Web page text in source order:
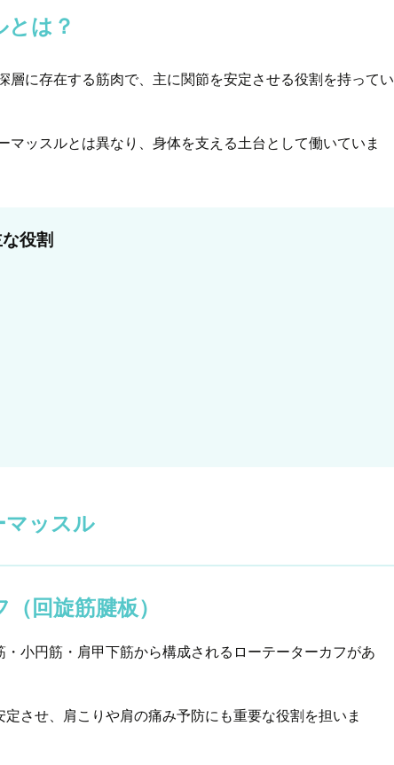
は？
層に存在する筋肉で、主に関節を安定させる役割を持ってい
マッスルとは異なり、身体を支える土台として働いていま
役割
マッスル
回旋筋腱板）
・小円筋・肩甲下筋から構成されるローテーターカフがあ
させ、肩こりや肩の痛み予防にも重要な役割を担いま